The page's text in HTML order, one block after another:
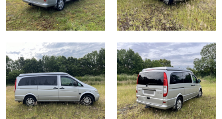
Trafic 3 - Toit relevable REIMO
Ford Transit Custom - Toit Relevable SCA 126
Vito - Toit Relevable REIMO
Trafic 3 - Toit Relevable Camp-Roof